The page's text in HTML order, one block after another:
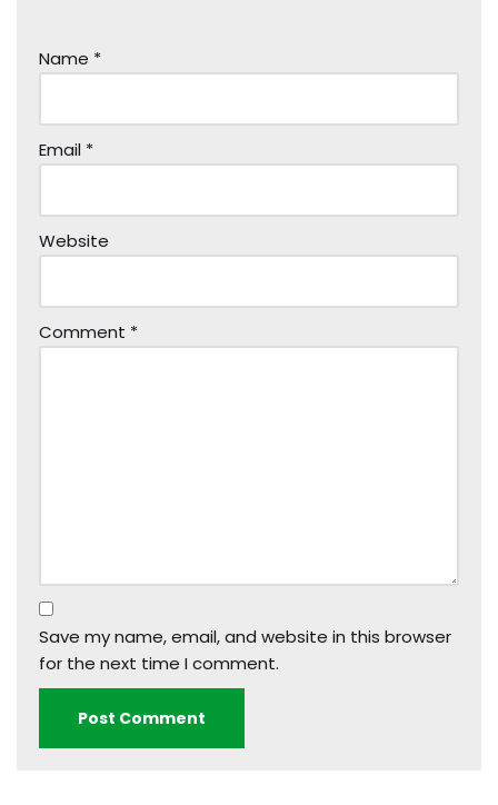
Name *
Email *
Website
Comment *
Save my name, email, and website in this browser
for the next time I comment.